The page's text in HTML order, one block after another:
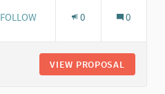
8 FOLLOWERS
FOLLOW 0 0
VIEW PROPOSAL